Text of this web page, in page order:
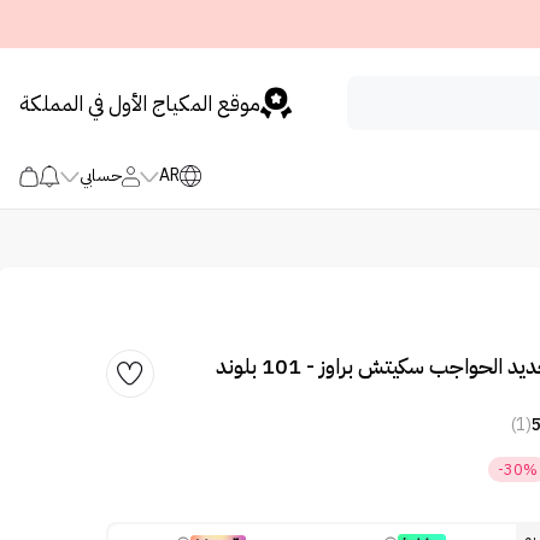
موقع المكياج الأول في المملكة
AR حسابي
سكيتش براوز - 101 بلوند
5
(1)
-30%